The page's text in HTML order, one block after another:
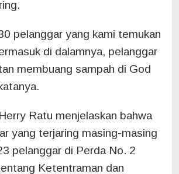
pelanggar yang kami temukan
di dalamnya, pelanggar
membuang sampah di God
Ratu menjelaskan bahwa
yang terjaring masing-masing
pelanggar di Perda No. 2
Ketentraman dan